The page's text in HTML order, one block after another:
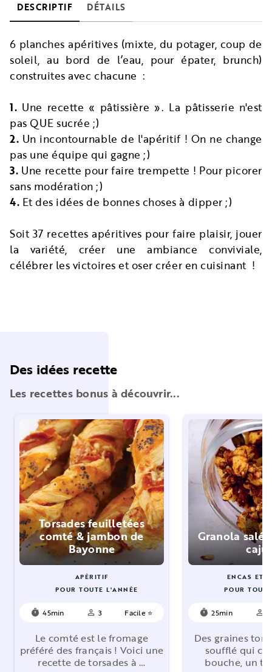
DESCRIPTIF DÉTAILS
6 planches apéritives (mixte, du potager, coup de
soleil, au bord de l’eau, pour épater, brunch)
construites avec chacune :
1. Une recette « pâtissière ». La pâtisserie n'est
pas QUE sucrée ;)
2. Un incontournable de l'apéritif ! On ne change
pas une équipe qui gagne ;)
3. Une recette pour faire trempette ! Pour picorer
sans modération ;)
4. Et des idées de bonnes choses à dipper ;)
Soit 37 recettes apéritives pour faire plaisir, jouer
la variété, créer une ambiance conviviale,
célébrer les victoires et oser créer en cuisinant !
Des idées recette
Les recettes bonus à découvrir...
Torsades feuilletées
comté & jambon de
Bayonne
APÉRITIF
POUR TOUTE L'ANNÉE
timer 45min person_outline 3 Facile ⭐
Le comté est le fromage
préféré des français ! Voici une
recette de torsades à …
Granola salé
ENCAS ET
POUR
timer 25min person_outline
Des graines
soufflé qui
bouche, un